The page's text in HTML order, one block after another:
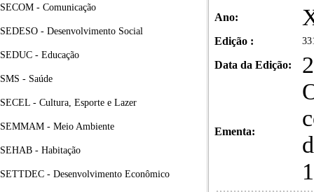
SECOM - Comunicação
SEDESO - Desenvolvimento Social
SEDUC - Educação
SMS - Saúde
SECEL - Cultura, Esporte e Lazer
SEMMAM - Meio Ambiente
SEHAB - Habitação
SETTDEC - Desenvolvimento Econômico
Ano:
Edição :
Data da Edição:
Ementa: